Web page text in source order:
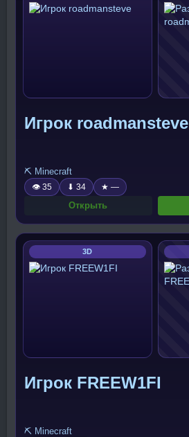
Игрок roadmansteve
⛏️ Minecraft
👁 35 ⬇ 34 ★ —
Открыть
3D
Игрок FREEW1FI
⛏️ Minecraft